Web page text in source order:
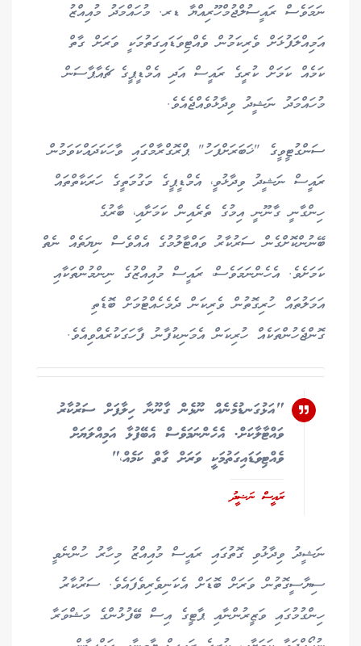
ނަމަވެސް ރައީސުލްޖުމްހޫރިއްޔާ ޑރ. މުހައްމަދު މުއިއްޒު
އަމިއްލަފުޅަށް ވެރިކަމުން ވެއްޓިވަޑައިގަތުމަކީ ވަރަށް ގާތް
ކަމެއް ކަމަށް ކުރީގެ ރައީސް އަދި އެމްޑީޕީގެ ޗެއާޕާސަން
މުހައްމަދު ނަޝީދު ވިދާޅުވެއްޖެއެވެ.
ސަންގުޓީވީގެ "ޚަބަރަށްފަހު" ޕްރޮގްރާމްގައި ވާހަކަދައްކަވަމުން
ރައީސް ނަޝީދު ވިދާޅުވީ، އެމްޑީޕީގެ މަގުމަތީގެ ހަރަކާތްތައް
ހިންގާނީ ގާނޫނީ އިމުގެ ތެރެއިން ކަމަށާއި، ބާރުގެ
ބޭނުންކޮށްގެން ސަރުކާރު ވައްޓާލުމުގެ އެއްވެސް ނިޔަތެއް ނެތް
ކަމަށެވެ. އެހެންނަމަވެސް، ރައީސް މުއިއްޒުގެ ނިންމުންތަކާއި
އަމަލުތައް ހުރިގޮތުން ވެރިކަން ދެމެހެއްޓުމަށް ބޮޑެތި
ގޮންޖެހުންތަކެއް ހުރިކަން އެމަނިކުފާނު ފާހަގަކުރެއްވިއެވެ.
"އަޅުގަނޑުމެނެއް ނޫޅެން ގާނޫނާ ހިލާފަށް ސަރުކާރު
ވައްޓާލާކަށް. އެހެންނަމަވެސް އެބޭފުޅާ އަމިއްލަޔަށް
ވެއްޓިވަޑައިގަތުމަކީ ވަރަށް ގާތް ކަމެއް،"
ރައީސް ނަޝީދު
ނަޝީދު ވިދާޅުވި ގޮތުގައި ރައީސް މުއިއްޒު މިހާރު ހުންނެވީ
ސިޔާސީގޮތުން ވަރަށް ބޮޑަށް އެކަނިވެރިވެފައެވެ. ސަރުކާރު
ހިންގުމުގައި ވަޒީރުންނާއި ޕާޓީގެ އިސް ބޭފުޅުންގެ މަޝްވަރާ